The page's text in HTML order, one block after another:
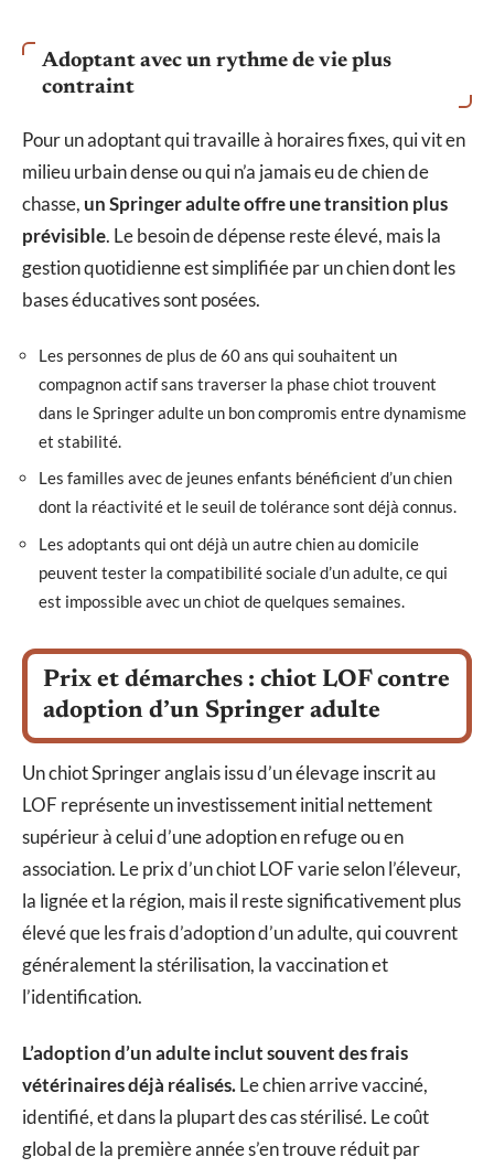
Adoptant avec un rythme de vie plus
contraint
Pour un adoptant qui travaille à horaires fixes, qui vit en
milieu urbain dense ou qui n’a jamais eu de chien de
chasse, un Springer adulte offre une transition plus
prévisible. Le besoin de dépense reste élevé, mais la
gestion quotidienne est simplifiée par un chien dont les
bases éducatives sont posées.
Les personnes de plus de 60 ans qui souhaitent un
compagnon actif sans traverser la phase chiot trouvent
dans le Springer adulte un bon compromis entre dynamisme
et stabilité.
Les familles avec de jeunes enfants bénéficient d’un chien
dont la réactivité et le seuil de tolérance sont déjà connus.
Les adoptants qui ont déjà un autre chien au domicile
peuvent tester la compatibilité sociale d’un adulte, ce qui
est impossible avec un chiot de quelques semaines.
Prix et démarches : chiot LOF contre
adoption d’un Springer adulte
Un chiot Springer anglais issu d’un élevage inscrit au
LOF représente un investissement initial nettement
supérieur à celui d’une adoption en refuge ou en
association. Le prix d’un chiot LOF varie selon l’éleveur,
la lignée et la région, mais il reste significativement plus
élevé que les frais d’adoption d’un adulte, qui couvrent
généralement la stérilisation, la vaccination et
l’identification.
L’adoption d’un adulte inclut souvent des frais
vétérinaires déjà réalisés.Le chien arrive vacciné,
identifié, et dans la plupart des cas stérilisé. Le coût
global de la première année s’en trouve réduit par